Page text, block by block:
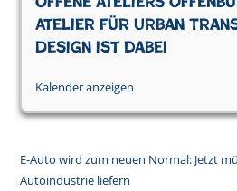
Atelier für Urban
Design ist dabei
Kalender anzeigen
E-Auto wird zum neuen Normal: Jetzt
Autoindustrie liefern